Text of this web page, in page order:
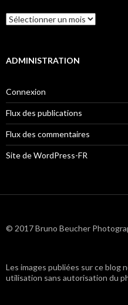
Archives
ADMINISTRATION
Connexion
Flux des publications
Flux des commentaires
Site de WordPress-FR
© 2017 Bruno Beucher
Les images publiées sur ce blog
utilisation sans autorisation du